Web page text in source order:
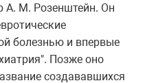
А. М. Розенштейн. Он
болезнью и впервые
Позже оно
создававшихся